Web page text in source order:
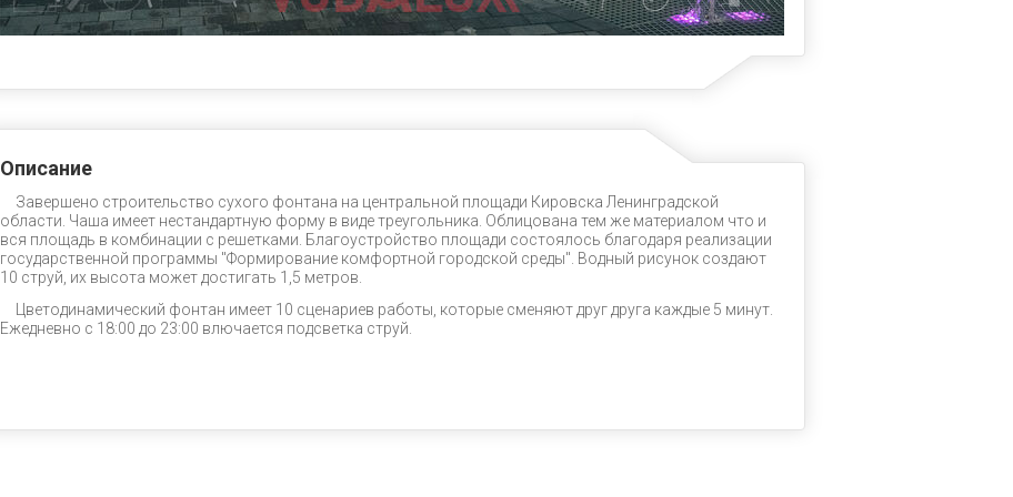
Описание
Завершено строительство сухого фонтана на центральной площади Кировска Ленинградской
области. Чаша имеет нестандартную форму в виде треугольника. Облицована тем же материалом что и
вся площадь в комбинации с решетками. Благоустройство площади состоялось благодаря реализации
государственной программы "Формирование комфортной городской среды". Водный рисунок создают
10 струй, их высота может достигать 1,5 метров.
Цветодинамический фонтан имеет 10 сценариев работы, которые сменяют друг друга каждые 5 минут.⁣⁣
Ежедневно с 18:00 до 23:00 влючается подсветка струй.